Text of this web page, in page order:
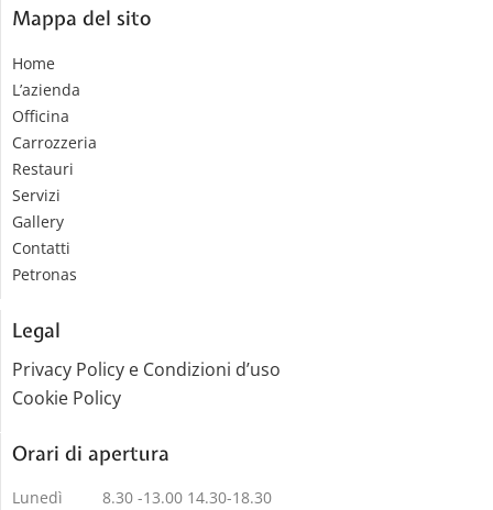
Mappa del sito
Home
L’azienda
Officina
Carrozzeria
Restauri
Servizi
Gallery
Contatti
Petronas
Legal
Privacy Policy e Condizioni d’uso
Cookie Policy
Orari di apertura
Lunedì 8.30 -13.00 14.30-18.30